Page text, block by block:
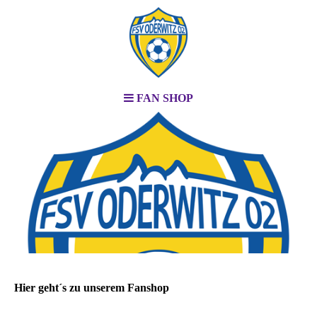
FAN SHOP
Hier geht´s zu unserem Fanshop